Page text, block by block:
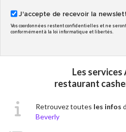
J'accepte de recevoir la
Vos coordonnées restent confidentielles et ne
conformément à la loi informatique et libertés.
Les services
restaurant
Retrouvez toutes les infos
Beverly